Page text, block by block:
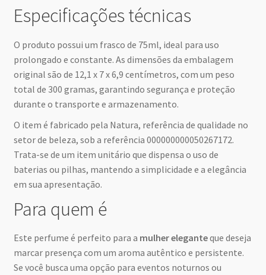
Especificações técnicas
O produto possui um frasco de 75ml, ideal para uso
prolongado e constante. As dimensões da embalagem
original são de 12,1 x 7 x 6,9 centímetros, com um peso
total de 300 gramas, garantindo segurança e proteção
durante o transporte e armazenamento.
O item é fabricado pela Natura, referência de qualidade no
setor de beleza, sob a referência 000000000050267172.
Trata-se de um item unitário que dispensa o uso de
baterias ou pilhas, mantendo a simplicidade e a elegância
em sua apresentação.
Para quem é
Este perfume é perfeito para a mulher eleganteque deseja
marcar presença com um aroma autêntico e persistente.
Se você busca uma opção para eventos noturnos ou